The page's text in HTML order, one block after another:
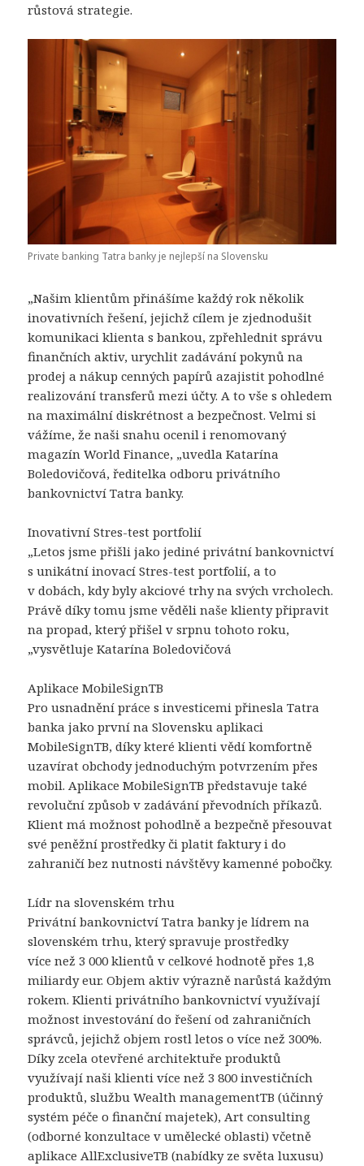
růstová strategie.
Private banking Tatra banky je nejlepší na Slovensku
„Našim klientům přinášíme každý rok několik
inovativních řešení, jejichž cílem je zjednodušit
komunikaci klienta s bankou, zpřehlednit správu
finančních aktiv, urychlit zadávání pokynů na
prodej a nákup cenných papírů azajistit pohodlné
realizování transferů mezi účty. A to vše s ohledem
na maximální diskrétnost a bezpečnost. Velmi si
vážíme, že naši snahu ocenil i renomovaný
magazín World Finance, „uvedla Katarína
Boledovičová, ředitelka odboru privátního
bankovnictví Tatra banky.
Inovativní Stres-test portfolií
„Letos jsme přišli jako jediné privátní bankovnictví
s unikátní inovací Stres-test portfolií, a to
v dobách, kdy byly akciové trhy na svých vrcholech.
Právě díky tomu jsme věděli naše klienty připravit
na propad, který přišel v srpnu tohoto roku,
„vysvětluje Katarína Boledovičová
Aplikace MobileSignTB
Pro usnadnění práce s investicemi přinesla Tatra
banka jako první na Slovensku aplikaci
MobileSignTB, díky které klienti vědí komfortně
uzavírat obchody jednoduchým potvrzením přes
mobil. Aplikace MobileSignTB představuje také
revoluční způsob v zadávání převodních příkazů.
Klient má možnost pohodlně a bezpečně přesouvat
své peněžní prostředky či platit faktury i do
zahraničí bez nutnosti návštěvy kamenné pobočky.
Lídr na slovenském trhu
Privátní bankovnictví Tatra banky je lídrem na
slovenském trhu, který spravuje prostředky
více než 3 000 klientů v celkové hodnotě přes 1,8
miliardy eur. Objem aktiv výrazně narůstá každým
rokem. Klienti privátního bankovnictví využívají
možnost investování do řešení od zahraničních
správců, jejichž objem rostl letos o více než 300%.
Díky zcela otevřené architektuře produktů
využívají naši klienti více než 3 800 investičních
produktů, službu Wealth managementTB (účinný
systém péče o finanční majetek), Art consulting
(odborné konzultace v umělecké oblasti) včetně
aplikace AllExclusiveTB (nabídky ze světa luxusu)